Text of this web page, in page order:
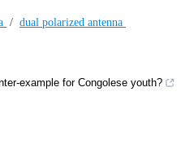
/ dual polarized antenna
example for Congolese youth?